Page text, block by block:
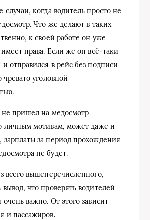
случаи, когда водитель просто не
Что же делают в таких
к своей работе он уже
права. Если же он всё-таки
отправился в рейс без подписи
чревато уголовной
не пришел на медосмотр
личным мотивам, может даже и
за период прохождения
не будет.
всего вышеперечисленного,
что проверять водителей
важно. От этого зависит
и пассажиров.